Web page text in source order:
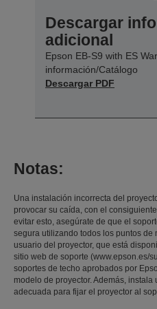
Descargar
adicional
Epson EB-S9 with ES
información/Catálogo
Descargar PDF
Notas:
Una instalación incorrecta del
provocar su caída, con el
evitar esto, asegúrate de que el
segura utilizando todos los puntos
usuario del proyector, que está
sitio web de soporte (www.epson.es/
soportes de techo aprobados por
modelo de proyector. Además,
adecuada para fijar el proyector al